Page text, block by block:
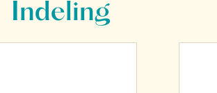
Indeling